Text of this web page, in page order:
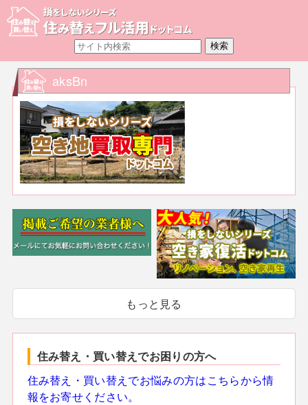
aksBn
もっと見る
住み替え・買い替えでお困りの方へ
住み替え・買い替えでお悩みの方はこちらから情
報をお寄せください。